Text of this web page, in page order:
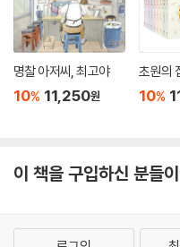
보물을 훔칠 계획을 세운다. 자
작스러운 기습으로 난리가 벌어
달아난다. 웅진성주 예식과 병사
서 석솔은 갑옷을 성안 마을 연
결국 병사에게 붙잡혀 웅진성주
이 된 투자(옛 주사위)와 연 왕
명찰 아저씨, 최고야
10% 11,250원
초원의
10%
이 책을 구입하신 분들